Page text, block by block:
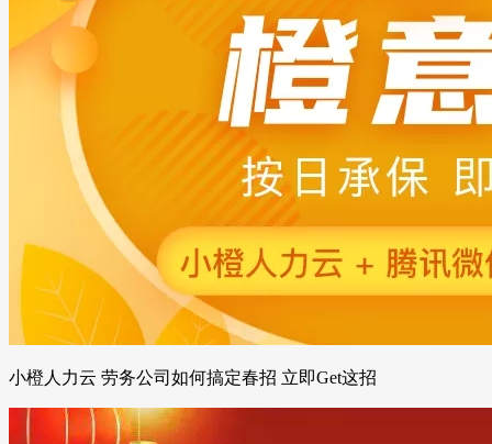
小橙人力云 劳务公司如何搞定春招 立即Get这招